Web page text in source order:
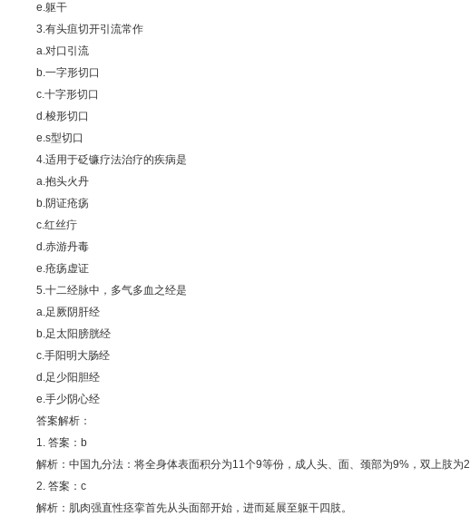
e.躯干
3.有头疽切开引流常作
a.对口引流
b.一字形切口
c.十字形切口
d.梭形切口
e.s型切口
4.适用于砭镰疗法治疗的疾病是
a.抱头火丹
b.阴证疮疡
c.红丝疔
d.赤游丹毒
e.疮疡虚证
5.十二经脉中，多气多血之经是
a.足厥阴肝经
b.足太阳膀胱经
c.手阳明大肠经
d.足少阳胆经
e.手少阴心经
答案解析：
1. 答案：b
解析：中国九分法：将全身体表面积分为11个9等份，成人头、面、颈部为9%，双上肢为
2. 答案：c
解析：肌肉强直性痉挛首先从头面部开始，进而延展至躯干四肢。